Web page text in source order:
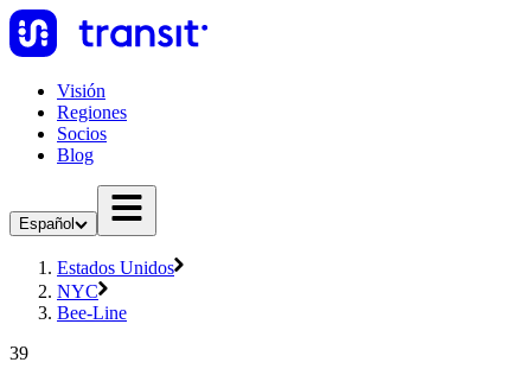
Visión
Regiones
Socios
Blog
Español
Estados Unidos
NYC
Bee-Line
39